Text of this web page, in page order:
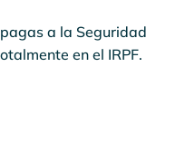
a la Seguridad
en el IRPF.